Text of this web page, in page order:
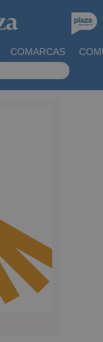
COMARCAS